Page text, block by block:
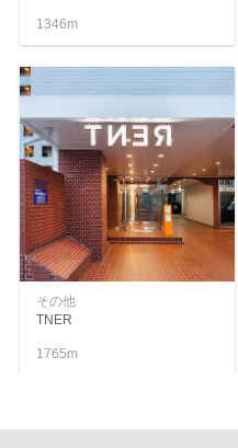
1346m
その他
TNER
1765m